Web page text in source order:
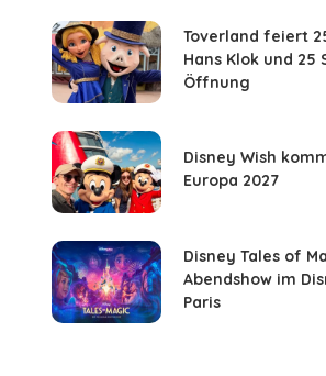
Toverland feiert
Hans Klok und 25
Öffnung
Disney Wish
Europa 2027
Disney Tales of
Abendshow im
Paris